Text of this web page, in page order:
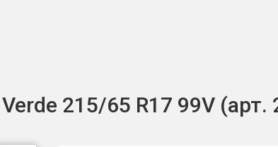
215/65 R17 99V (арт.